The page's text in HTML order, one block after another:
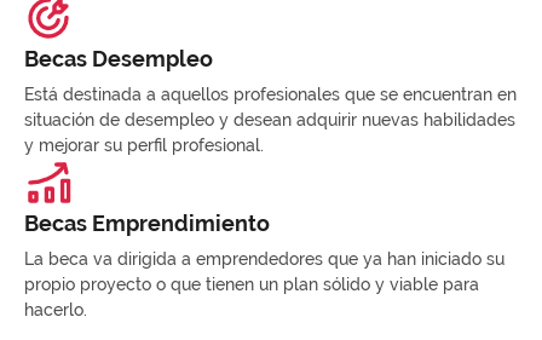
Becas Desempleo
Está destinada a aquellos profesionales que se encuentran en
situación de desempleo y desean adquirir nuevas habilidades
y mejorar su perfil profesional.
Becas Emprendimiento
La beca va dirigida a emprendedores que ya han iniciado su
propio proyecto o que tienen un plan sólido y viable para
hacerlo.